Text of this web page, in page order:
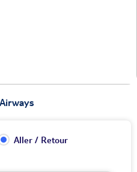
Aller / Retour